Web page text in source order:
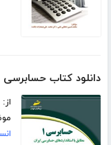
دانلود کتاب حسابرسی 1: مطابق با استانداردهای حسابرسی ایران
از: